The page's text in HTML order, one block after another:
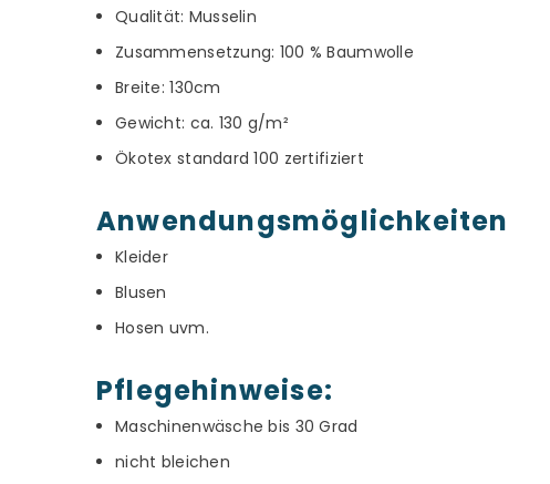
Qualität: Musselin
Zusammensetzung: 100 % Baumwolle
Breite: 130cm
Gewicht: ca. 130 g/m²
Ökotex standard 100 zertifiziert
Anwendungsmöglichkeiten
Kleider
Blusen
Hosen uvm.
Pflegehinweise:
Maschinenwäsche bis 30 Grad
nicht bleichen